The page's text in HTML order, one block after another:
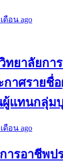
ดือน ago
ทยาลัยกา
กาศรายชื่
ผู้แทนกลุ่ม
ดือน ago
ารอาชีพป